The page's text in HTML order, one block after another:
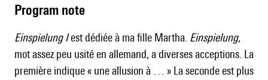
Program note
Einspielung Iest dédiée à ma fille Martha. Einspielung,
mot assez peu usité en allemand, a diverses acceptions. La
première indique « une allusion à … » La seconde est plus